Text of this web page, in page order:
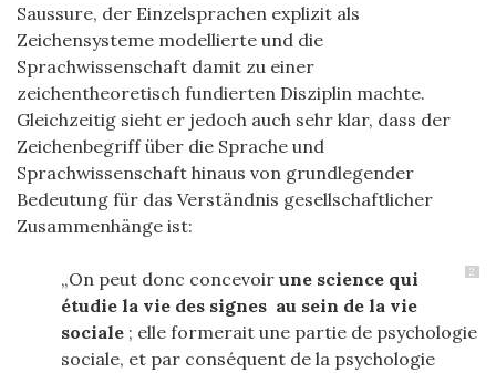
Saussure, der Einzelsprachen explizit als
Zeichensysteme modellierte und die
Sprachwissenschaft damit zu einer
zeichentheoretisch fundierten Disziplin machte.
Gleichzeitig sieht er jedoch auch sehr klar, dass der
Zeichenbegriff über die Sprache und
Sprachwissenschaft hinaus von grundlegender
Bedeutung für das Verständnis gesellschaftlicher
Zusammenhänge ist:
2
„On peut donc concevoir une science qui
étudie la vie des signes au sein de la vie
sociale ; elle formerait une partie de psychologie
sociale, et par conséquent de la psychologie